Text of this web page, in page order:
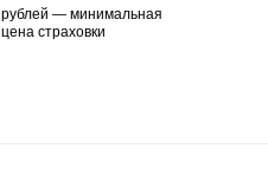
рублей — минимальная
цена страховки